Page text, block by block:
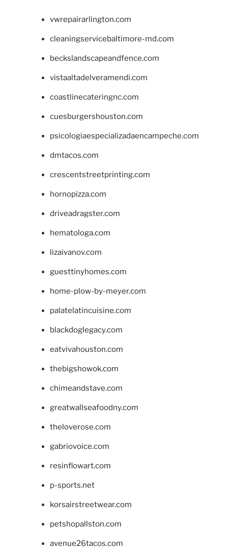
vwrepairarlington.com
cleaningservicebaltimore-md.com
beckslandscapeandfence.com
vistaaltadelveramendi.com
coastlinecateringnc.com
cuesburgershouston.com
psicologiaespecializadaencampeche.com
dmtacos.com
crescentstreetprinting.com
hornopizza.com
driveadragster.com
hematologa.com
lizaivanov.com
guesttinyhomes.com
home-plow-by-meyer.com
palatelatincuisine.com
blackdoglegacy.com
eatvivahouston.com
thebigshowok.com
chimeandstave.com
greatwallseafoodny.com
theloverose.com
gabriovoice.com
resinflowart.com
p-sports.net
korsairstreetwear.com
petshopallston.com
avenue26tacos.com